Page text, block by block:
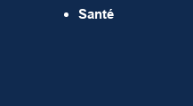
Santé